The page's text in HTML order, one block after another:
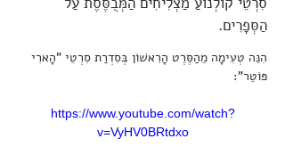
הַסְּפָרִים.
הִנֵּה טְעִימָה מֵהַסֶּרֶט הָרִאשׁוֹן בְּסִדְרַת סִרְטֵי "הָארִי
פּוֹטֵר":
https://www.youtube.com/watch?
v=VyHV0BRtdxo